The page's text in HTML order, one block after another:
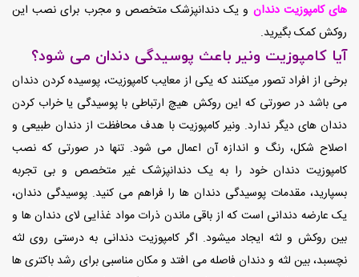
های کامپوزیت دندان و یک دندانپزشک متخصص و مجرب برای نصب این
روکش کمک بگیرید.
آیا کامپوزیت ونیر باعث پوسیدگی دندان می شود؟
برخی از افراد تصور میکنند که یکی از معایب کامپوزیت، پوسیده کردن دندان
می باشد در صورتی که این روکش هیچ ارتباطی با پوسیدگی یا خراب کردن
دندان های دیگر ندارد. ونیر کامپوزیت با هدف محافظت از دندان طبیعی و
اصلاح شکل، رنگ و اندازه آن اعمال می شود. تنها در صورتی که نصب
کامپوزیت دندان خود را به یک دندانپزشک غیر متخصص و بی تجربه
بسپارید، مقدمات پوسیدگی دندان ها را فراهم می کنید. پوسیدگی دندان،
یک عارضه دندانی است که از باقی ماندن ذرات مواد غذایی لای دندان ها و
بین روکش و لثه ایجاد میشود. اگر کامپوزیت دندانی به درستی روی لثه
نچسبد، بین لثه و دندان فاصله می افتد و مکان مناسبی برای رشد باکتری ها